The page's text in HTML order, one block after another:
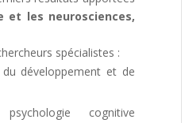
et les neurosciences,
spécialistes :
développement et de
cognitive